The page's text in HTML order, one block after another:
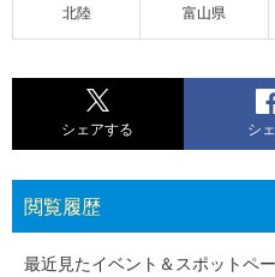
北陸 富山県
シェアする シ
閲覧履歴
最近見たイベント＆スポットペ